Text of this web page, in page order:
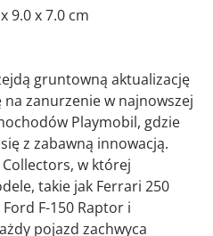
9.0 x 7.0 cm
gruntowną aktualizację
zanurzenie w najnowszej
Playmobil, gdzie
z zabawną innowacją.
w której
takie jak Ferrari 250
F-150 Raptor i
pojazd zachwyca